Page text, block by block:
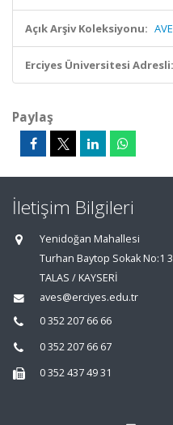
Açık Arşiv Koleksiyonu:
Erciyes Üniversitesi Adresli:
Paylaş
İletişim Bilgileri
Yenidoğan Mahallesi
Turhan Baytop Sokak No:1
TALAS / KAYSERİ
aves@erciyes.edu.tr
0 352 207 66 66
0 352 207 66 67
0 352 437 49 31